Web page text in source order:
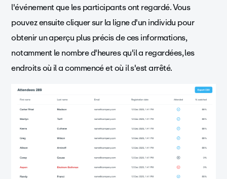
l'événement que les participants ont regardé. Vous
pouvez ensuite cliquer sur la ligne d'un individu pour
obtenir un aperçu plus précis de ces informations,
notamment le nombre d'heures qu'il a regardées, les
endroits où il a commencé et où il s'est arrêté.